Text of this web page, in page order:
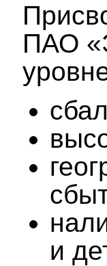
ПАО
и